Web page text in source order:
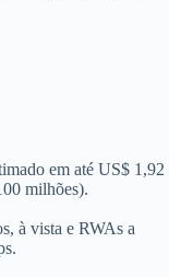
em até US$ 1,92
milhões).
à vista e RWAs a